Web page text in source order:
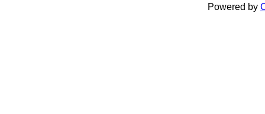
Powered by